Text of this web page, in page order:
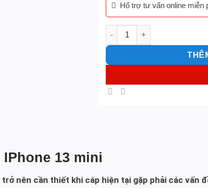
Hổ trợ tư vấn online miễn
Thay cáp sạc usb IPhone 13
13 mini
nên cần thiết khi cáp hiện tại gặp phải các vấn